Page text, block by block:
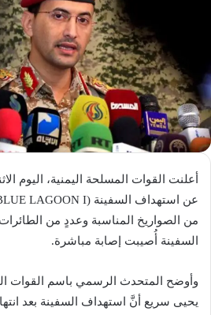
من الصواريخ المناسبة وعددٍ من
السفينة أُصيبت إصابة مباشرة.
وأوضح المتحدث الرسمي باسم القوات
يحيى سريع أنَّ استهداف السفينة بعد